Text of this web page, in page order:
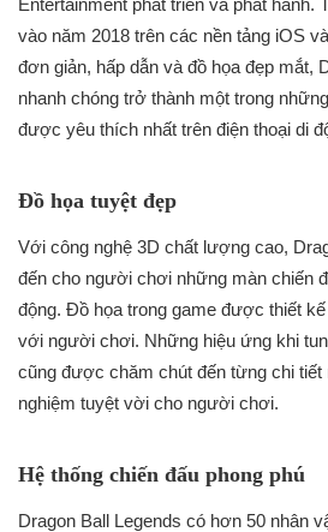
Entertainment phát triển và phát hành.
vào năm 2018 trên các nền tảng iOS
đơn giản, hấp dẫn và đồ họa đẹp mắt,
nhanh chóng trở thành một trong
được yêu thích nhất trên điện thoại di
Đồ họa tuyệt đẹp
Với công nghệ 3D chất lượng cao,
đến cho người chơi những màn chiến
động. Đồ họa trong game được thiết
với người chơi. Những hiệu ứng khi
cũng được chăm chút đến từng chi tiết
nghiệm tuyệt vời cho người chơi.
Hệ thống chiến đấu phong phú
Dragon Ball Legends có hơn 50 nhân